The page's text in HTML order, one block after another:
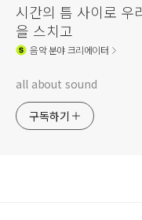
시간의 틈 사이로 우
을 스치고
음악분야 크리에이터
all about sound
구독하기